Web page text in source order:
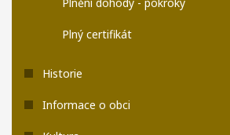
Plný certifikát
Historie
Informace o obci